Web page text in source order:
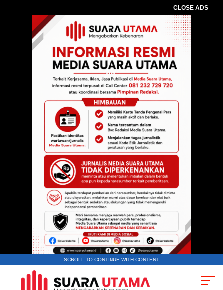
CLOSE ADS
SCROLL TO CONTINUE WITH CONTENT